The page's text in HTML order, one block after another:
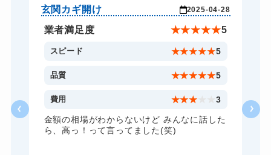
スーツケースカギ開け 8,800円～(税込)
金庫カギ開け 14,300円～(税込)
金庫カギ修理 11,000円～(税込)
ロッカーカギ開け 8,800円～(税込)
8,800円～(税込)
ドアノブカギ交換
玄関カギ開け 2025-04-28
業者満足度 ★★★★★5
スピード ★★★★★5
品質 ★★★★★5
費用 ★★★ 3
金額の相場がわからないけど みんなに話した
ら、高っ！って言ってました(笑)